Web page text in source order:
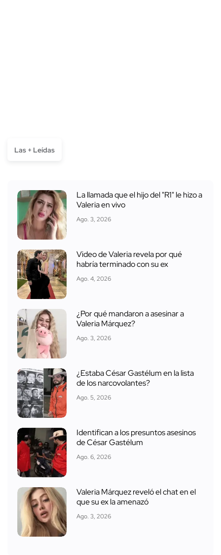
Las + Leídas
La llamada que el hijo del "R1" le hizo a
Valeria en vivo
Ago. 3, 2026
Video de Valeria revela por qué
habría terminado con su ex
Ago. 4, 2026
¿Por qué mandaron a asesinar a
Valeria Márquez?
Ago. 3, 2026
¿Estaba César Gastélum en la lista
de los narcovolantes?
Ago. 5, 2026
Identifican a los presuntos asesinos
de César Gastélum
Ago. 6, 2026
Valeria Márquez reveló el chat en el
que su ex la amenazó
Ago. 3, 2026